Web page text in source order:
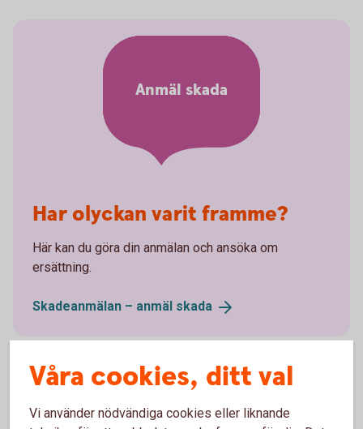
Anmäl skada
Har olyckan varit framme?
Här kan du göra din anmälan och ansöka om
ersättning.
Skadeanmälan – anmäl skada
Frågor och svar om
Våra cookies, ditt val
Vi använder nödvändiga cookies eller liknande